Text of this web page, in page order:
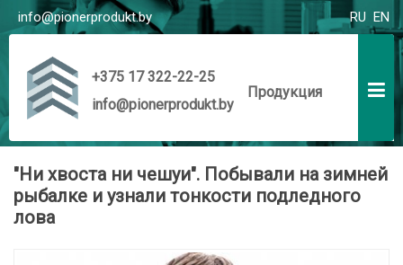
info@pionerprodukt.by RU EN
+375 17 322-22-25
info@pionerprodukt.by
Продукция
"Ни хвоста ни чешуи". Побывали на зимней
рыбалке и узнали тонкости подледного
лова